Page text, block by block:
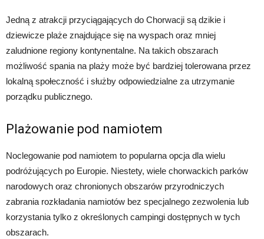
Jedną z atrakcji przyciągających do Chorwacji są dzikie i
dziewicze plaże znajdujące się na wyspach oraz mniej
zaludnione regiony kontynentalne. Na takich obszarach
możliwość spania na plaży może być bardziej tolerowana przez
lokalną społeczność i służby odpowiedzialne za utrzymanie
porządku publicznego.
Plażowanie pod namiotem
Noclegowanie pod namiotem to popularna opcja dla wielu
podróżujących po Europie. Niestety, wiele chorwackich parków
narodowych oraz chronionych obszarów przyrodniczych
zabrania rozkładania namiotów bez specjalnego zezwolenia lub
korzystania tylko z określonych campingi dostępnych w tych
obszarach.